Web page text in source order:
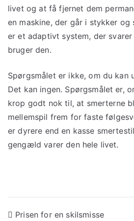
livet og at få fjernet dem
en maskine, der går i stykker og
er et adaptivt system, der
bruger den.
Spørgsmålet er ikke, om du kan
Det kan ingen. Spørgsmålet er,
krop godt nok til, at smerterne
mellemspil frem for faste
er dyrere end en kasse
gengæld varer den hele livet.
Prisen for en skilsmisse